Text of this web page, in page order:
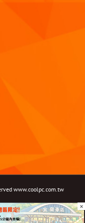
www.coolpc.com.tw
Email: ×